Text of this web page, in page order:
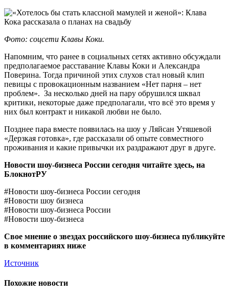
Фото: соцсети Клавы Коки.
Напомним, что ранее в социальных сетях активно обсуждали
предполагаемое расставание Клавы Коки и Александра
Поверина. Тогда причиной этих слухов стал новый клип
певицы с провокационным названием «Нет парня ‒ нет
проблем». За несколько дней на пару обрушился шквал
критики, некоторые даже предполагали, что всё это время у
них был контракт и никакой любви не было.
Позднее пара вместе появилась на шоу у Ляйсан Утяшевой
«Дерзкая готовка», где рассказали об опыте совместного
проживания и какие привычки их раздражают друг в друге.
Новости шоу-бизнеса России сегодня читайте здесь, на
БлокнотРУ
#Новости шоу-бизнеса России сегодня
#Новости шоу бизнеса
#Новости шоу-бизнеса России
#Новости шоу-бизнеса
Свое мнение о звездах российского шоу-бизнеса публикуйте
в комментариях ниже
Источник
Похожие новости